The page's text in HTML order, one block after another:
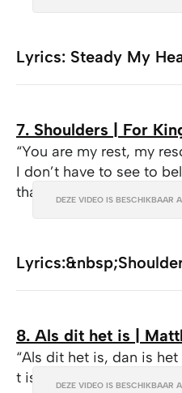
Lyrics: Steady My
Lyrics: Steady My
7. Shoulders | For
“You are my rest, my
I don’t have to see to
that You’re lifting me up
DEZE VIDEO IS BESCHIKBAAR
8. Als dit het is |
“Als dit het is, dan is het
t is op z’n minst
DEZE VIDEO IS BESCHIKBAAR